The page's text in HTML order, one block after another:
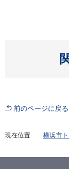
前のページに戻る
現在位置 横浜市
横浜市
統一地